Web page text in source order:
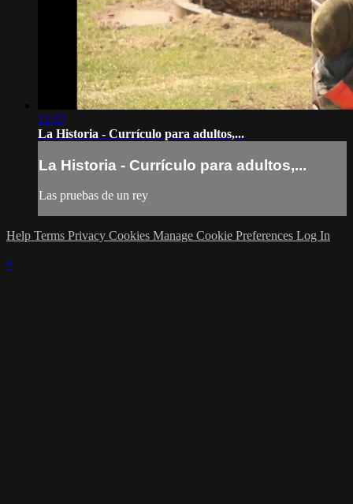
12:57
La Historia - Currículo para adultos,...
La Historia - Currículo para adultos,...
Las pruebas de un rey
Help Terms Privacy Cookies Manage Cookie Preferences Log In
×